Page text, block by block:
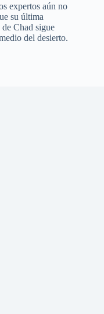
expertos aún no
su última
Chad sigue
del desierto.